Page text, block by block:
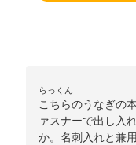
らっくん
こちらのうなぎの
ァスナーで出し入
か。名刺入れと兼